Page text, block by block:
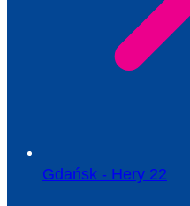
Gdańsk - Hery 22